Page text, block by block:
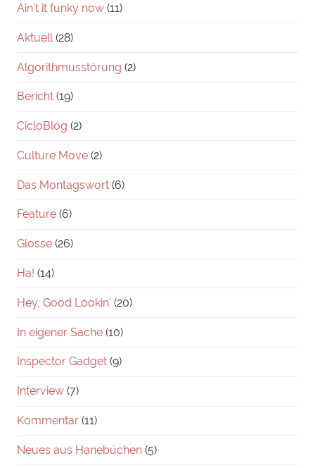
Ain't it funky now (11)
Aktuell (28)
Algorithmusstörung (2)
Bericht (19)
CicloBlog (2)
Culture Move (2)
Das Montagswort (6)
Feature (6)
Glosse (26)
Ha! (14)
Hey, Good Lookin' (20)
In eigener Sache (10)
Inspector Gadget (9)
Interview (7)
Kommentar (11)
Neues aus Hanebüchen (5)